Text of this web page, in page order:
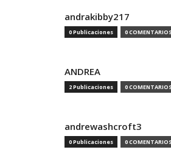
andrakibby217
0 Publicaciones 0 COMENTARIOS
ANDREA
2 Publicaciones 0 COMENTARIOS
andrewashcroft3
0 Publicaciones 0 COMENTARIOS